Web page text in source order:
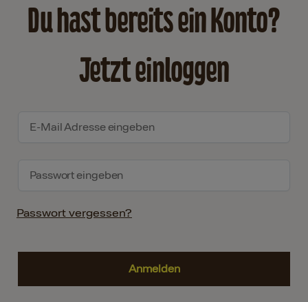
Du hast bereits ein Konto?
Jetzt einloggen
Passwort vergessen?